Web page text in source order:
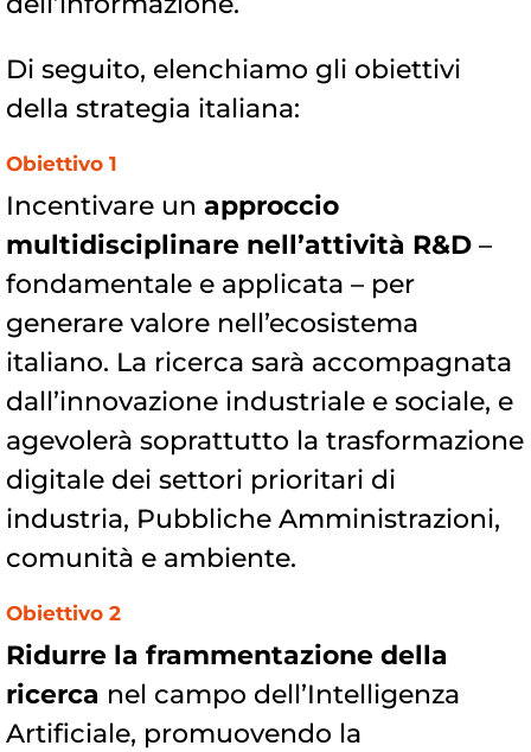
Di seguito, elenchiamo gli obiettivi
della strategia italiana:
Obiettivo 1
Incentivare un approccio
multidisciplinare nell’attività R&D –
fondamentale e applicata – per
generare valore nell’ecosistema
italiano. La ricerca sarà accompagnata
dall’innovazione industriale e sociale, e
agevolerà soprattutto la trasformazione
digitale dei settori prioritari di
industria, Pubbliche Amministrazioni,
comunità e ambiente.
Obiettivo 2
Ridurre la frammentazione della
ricerca nel campo dell’Intelligenza
Artificiale, promuovendo la